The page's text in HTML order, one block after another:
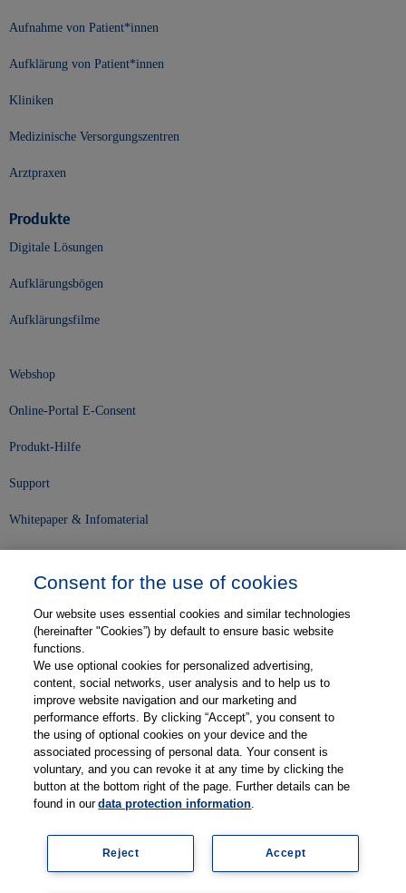
Aufnahme von Patient*innen
Aufklärung von Patient*innen
Kliniken
Medizinische Versorgungszentren
Arztpraxen
Produkte
Digitale Lösungen
Aufklärungsbögen
Aufklärungsfilme
Webshop
Online-Portal E-Consent
Produkt-Hilfe
Support
Whitepaper & Infomaterial
Karriere
Kontakt
Web-Semniare
Anwenderberichte
Partner
Impressum Datenschutz Kontakt AGB
Consent for the use of cookies
Our website uses essential cookies and similar technologies
(hereinafter "Cookies”) by default to ensure basic website
functions.
We use optional cookies for personalized advertising,
content, social networks, user analysis and to help us to
improve website navigation and our marketing and
performance efforts. By clicking “Accept”, you consent to
the using of optional cookies on your device and the
associated processing of personal data. Your consent is
voluntary, and you can revoke it at any time by clicking the
button at the bottom right of the page. Further details can be
found in ourdata protection information.
Accept
Reject